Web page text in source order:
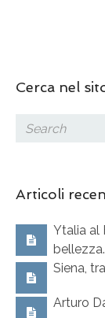
Cerca nel
Articoli
Ytalia al
bellezza.
Siena,
Arturo